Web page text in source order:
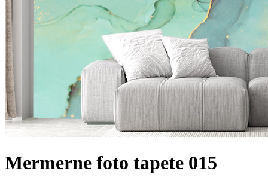
Mermerne foto tapete 015